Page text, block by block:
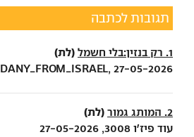
תגובות לכתבה
1. רק בנזין:בלי חשמל (לת)
DANY_FROM_ISRAEL, 27-05-2026
2. המותג גמור (לת)
עוד פיז'ו 3008, 27-05-2026